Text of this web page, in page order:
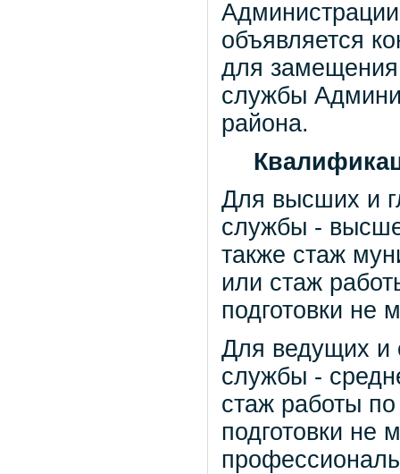
объявляется
для
службы
района.
Для высших и
службы -
также стаж
или стаж
подготовки не
Для ведущих и
службы -
стаж работы
подготовки не